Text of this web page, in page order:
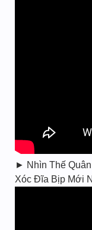
► Nhìn Thế
Xóc Đĩa Bịp Mới